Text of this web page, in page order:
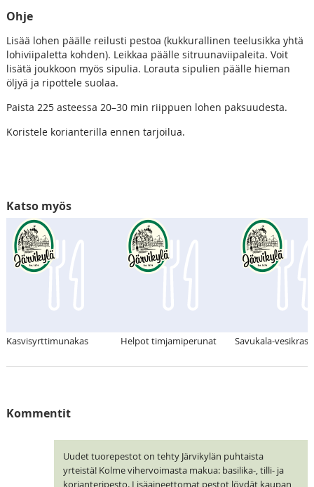
Ohje
Lisää lohen päälle reilusti pestoa (kukkurallinen teelusikka yhtä
lohiviipaletta kohden). Leikkaa päälle sitruunaviipaleita. Voit
lisätä joukkoon myös sipulia. Lorauta sipulien päälle hieman
öljyä ja ripottele suolaa.
Paista 225 asteessa 20–30 min riippuen lohen paksuudesta.
Koristele korianterilla ennen tarjoilua.
Katso myös
Kasvisyrttimunakas Helpot timjamiperunat Savukala-
Kommentit
Uudet tuorepestot on tehty Järvikylän puhtaista
yrteistä! Kolme vihervoimasta makua: basilika-, tilli- ja
korianteripesto. Lisäaineettomat pestot löydät kaupan